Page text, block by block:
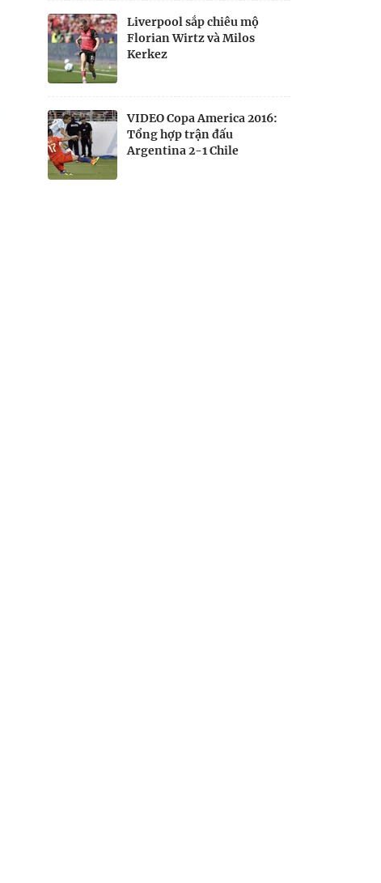
Liverpool sắp chiêu mộ
Florian Wirtz và Milos
Kerkez
VIDEO Copa America 2016:
Tổng hợp trận đấu
Argentina 2-1 Chile